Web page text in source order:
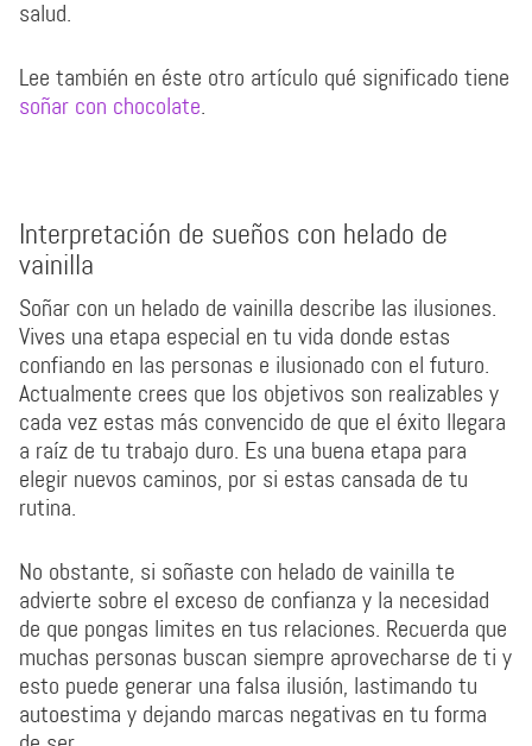
salud.
Lee también en éste otro artículo qué significado tiene
soñar con chocolate.
Interpretación de sueños con helado de
vainilla
Soñar con un helado de vainilla describe las ilusiones.
Vives una etapa especial en tu vida donde estas
confiando en las personas e ilusionado con el futuro.
Actualmente crees que los objetivos son realizables y
cada vez estas más convencido de que el éxito llegara
a raíz de tu trabajo duro. Es una buena etapa para
elegir nuevos caminos, por si estas cansada de tu
rutina.
No obstante, si soñaste con helado de vainilla te
advierte sobre el exceso de confianza y la necesidad
de que pongas limites en tus relaciones. Recuerda que
muchas personas buscan siempre aprovecharse de ti y
esto puede generar una falsa ilusión, lastimando tu
autoestima y dejando marcas negativas en tu forma